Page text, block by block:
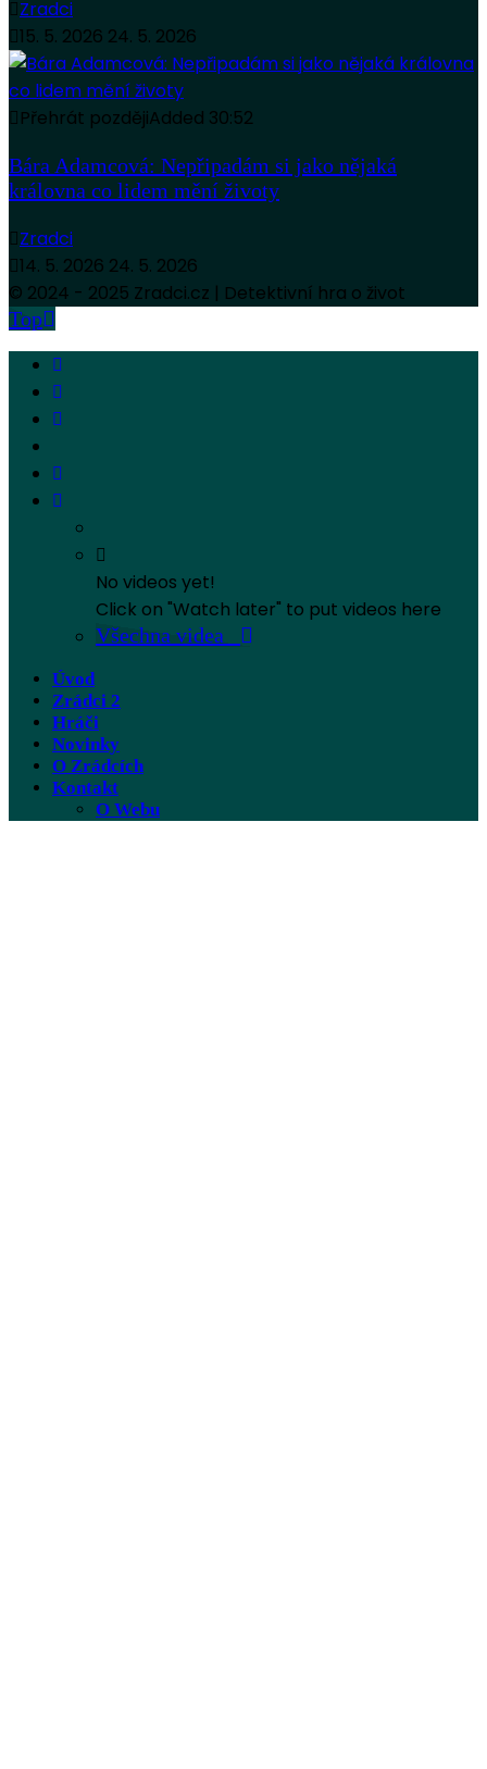
Zradci
15. 5. 2026 24. 5. 2026
Přehrát pozdějiAdded 30:52
Bára Adamcová: Nepřipadám si jako nějaká
královna co lidem mění životy
Zradci
14. 5. 2026 24. 5. 2026
© 2024 - 2025 Zradci.cz | Detektivní hra o život
Top
No videos yet!
Click on "Watch later" to put videos here
Všechna videa
Úvod
Zrádci 2
Hráči
Novinky
O Zrádcích
Kontakt
O Webu